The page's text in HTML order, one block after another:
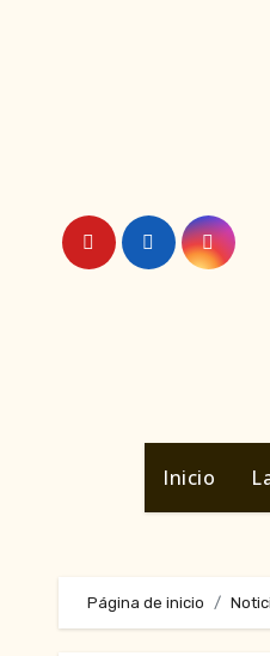
Inicio
Página de inicio